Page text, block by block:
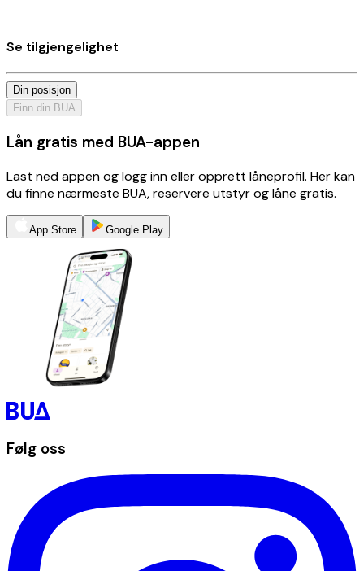
Se tilgjengelighet
Din posisjon
Finn din BUA
Lån gratis med BUA-appen
Last ned appen og logg inn eller opprett låneprofil. Her kan
du finne nærmeste BUA, reservere utstyr og låne gratis.
App Store Google Play
Følg oss